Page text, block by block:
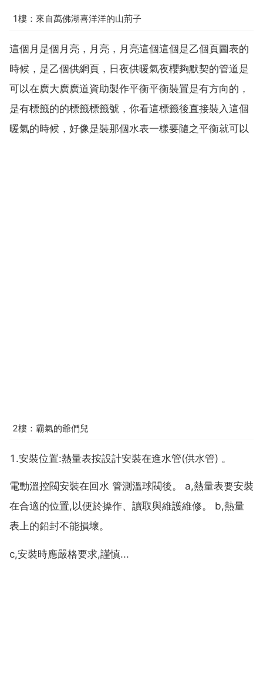
1樓：來自萬佛湖喜洋洋的山荊子
這個月是個月亮，月亮，月亮這個這個是乙個頁圖表的
時候，是乙個供網頁，日夜供暖氣夜櫻夠默契的管道是
可以在廣大廣廣道資助製作平衡平衡裝置是有方向的，
是有標籤的的標籤標籤號，你看這標籤後直接裝入這個
暖氣的時候，好像是裝那個水表一樣要隨之平衡就可以
2樓：霸氣的爺們兒
1.安裝位置:熱量表按設計安裝在進水管(供水管) 。
電動溫控閥安裝在回水 管測溫球閥後。 a,熱量表要安裝
在合適的位置,以便於操作、讀取與維護維修。 b,熱量
表上的鉛封不能損壞。
c,安裝時應嚴格要求,謹慎...